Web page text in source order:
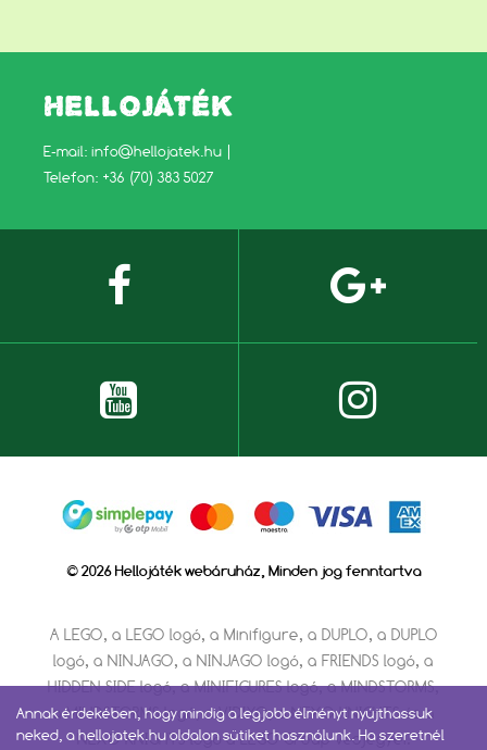
HELLOJÁTÉK
E-mail: info@hellojatek.hu
Telefon: +36 (70) 383 5027
© 2026 Hellojáték webáruház, Minden jog fenntartva
A LEGO, a LEGO logó, a Minifigure, a DUPLO, a DUPLO
logó, a NINJAGO, a NINJAGO logó, a FRIENDS logó, a
HIDDEN SIDE logó, a MINIFIGURES logó, a MINDSTORMS,
a MINDSTORMS logó, a VIDIYO, a NEXO KNIGHTS és a
NEXO KNIGHTS logó a LEGO Group védjegyei.
Annak érdekében, hogy mindig a legjobb élményt nyújthassuk
neked, a hellojatek.hu oldalon sütiket használunk. Ha szeretnél